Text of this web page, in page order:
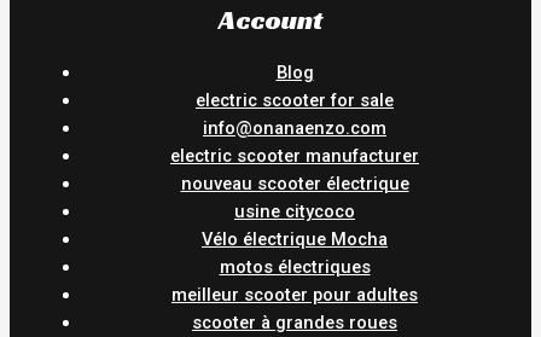
Account
Blog
electric scooter for sale
info@onanaenzo.com
electric scooter manufacturer
nouveau scooter électrique
usine citycoco
Vélo électrique Mocha
motos électriques
meilleur scooter pour adultes
scooter à grandes roues